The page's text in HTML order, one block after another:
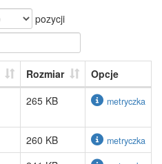
pozycji
Rozmiar
Opcje
265 KB metryczka
260 KB metryczka